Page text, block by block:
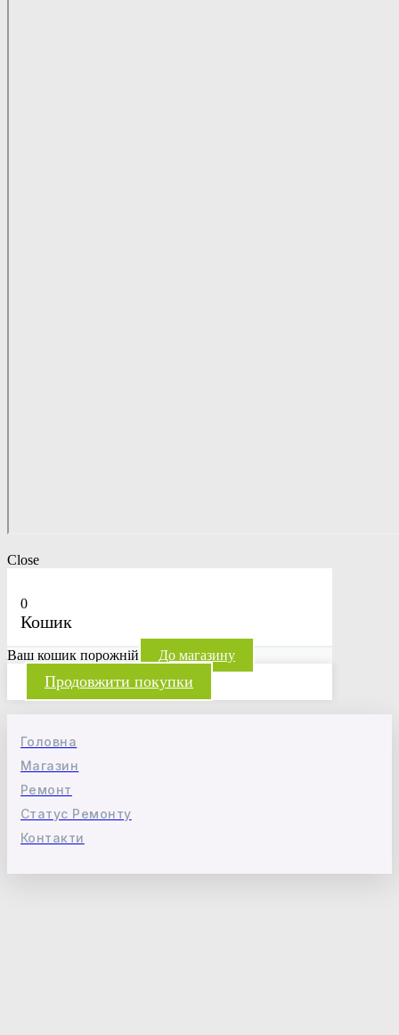
Close
0
Кошик
Ваш кошик порожній До магазину
Продовжити покупки
Головна
Магазин
Ремонт
Статус Ремонту
Контакти